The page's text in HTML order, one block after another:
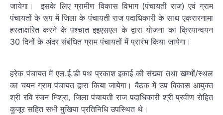
जायेगा। इसके लिए ग्रामीण विकास विभाग (पंचायती राज) एवं ग्राम
पंचायतों के रूप में जिला के पंचायती राज पदाधिकारी के साथ एकरारनामा
हस्ताक्षरित करने के पश्चात इइएसएल के द्वारा योजना का क्रियान्वयन
30 दिनों के अंदर संबंधित ग्राम पंचायतों में प्रारंभ किया जायेगा।
हरेक पंचायत में एल.ई.डी पथ प्रकाश इकाई की संख्या तथा खम्भों/स्थल
का चयन ग्राम पंचायत द्वारा किया जायेगा। बैठक में उप विकास आयुक्त
श्री रवि रंजन मिश्रा, जिला पंचायती राज पदाधिकारी श्री प्रवीण रोहित
कुजूर सहित सभी मुखिया प्रतिनिधि उपस्थित थे।